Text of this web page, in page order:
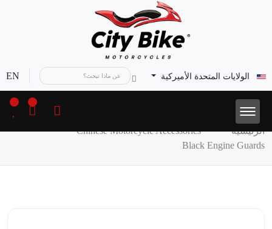
الولايات المتحدة الأميركية EN
الرئيسية
Chinese Motorcycle Accessories
Black Engine Guards